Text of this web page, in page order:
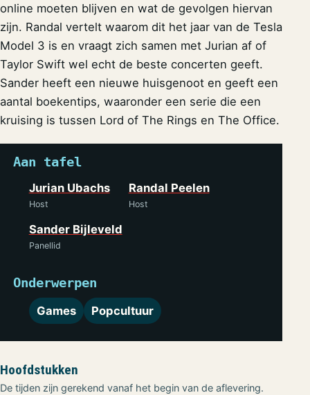
online moeten blijven en wat de gevolgen hiervan
zijn. Randal vertelt waarom dit het jaar van de Tesla
Model 3 is en vraagt zich samen met Jurian af of
Taylor Swift wel echt de beste concerten geeft.
Sander heeft een nieuwe huisgenoot en geeft een
aantal boekentips, waaronder een serie die een
kruising is tussen Lord of The Rings en The Office.
Aan tafel
Jurian Ubachs
Host
Randal Peelen
Host
Sander Bijleveld
Panellid
Onderwerpen
Games Popcultuur
Hoofdstukken
De tijden zijn gerekend vanaf het begin van de aflevering.